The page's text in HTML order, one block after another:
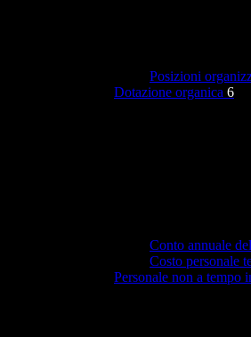
Posizioni
Dotazione organica 6
Conto annuale
Costo personale
Personale non a tempo